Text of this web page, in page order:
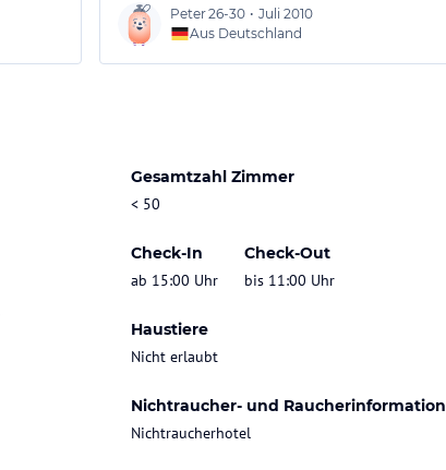
Peter26-30 • Juli 2010
Aus Deutschland
Gesamtzahl Zimmer
< 50
Check-In
ab 15:00 Uhr
Check-Out
bis 11:00 Uhr
Haustiere
Nicht erlaubt
Nichtraucher- und Raucherinformation
Nichtraucherhotel